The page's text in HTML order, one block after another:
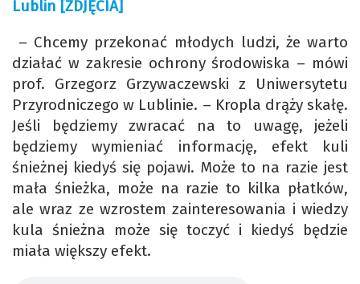
Lublin [ZDJĘCIA]
– Chcemy przekonać młodych ludzi, że warto
działać w zakresie ochrony środowiska – mówi
prof. Grzegorz Grzywaczewski z Uniwersytetu
Przyrodniczego w Lublinie. – Kropla drąży skałę.
Jeśli będziemy zwracać na to uwagę, jeżeli
będziemy wymieniać informację, efekt kuli
śnieżnej kiedyś się pojawi. Może to na razie jest
mała śnieżka, może na razie to kilka płatków,
ale wraz ze wzrostem zainteresowania i wiedzy
kula śnieżna może się toczyć i kiedyś będzie
miała większy efekt.